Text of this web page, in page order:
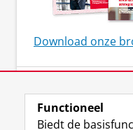
Download onze
Online kennisbank
Functioneel
Biedt de